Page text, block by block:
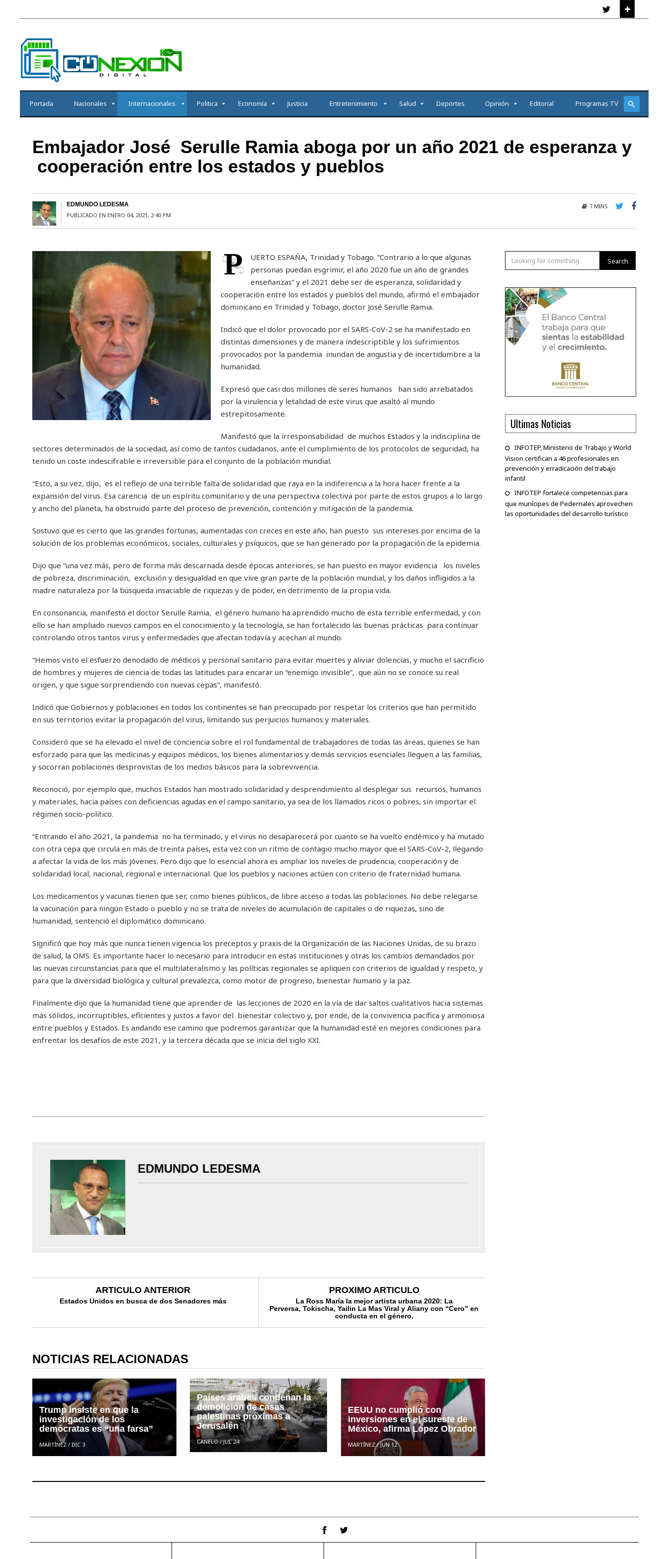
Portada Nacionales Internacionales Politica Economía Justicia Entretenimiento Salud Deportes Opinión Editorial Programas TV
Embajador José Serulle Ramia aboga por un año 2021 de esperanza y
cooperación entre los estados y pueblos
EDMUNDO LEDESMA
PUBLICADO EN ENERO 04, 2021, 2:40 PM
7 MINS
P
UERTO ESPAÑA, Trinidad y Tobago. “Contrario a lo que algunas
personas puedan esgrimir, el año 2020 fue un año de grandes
enseñanzas” y el 2021 debe ser de esperanza, solidaridad y
cooperación entre los estados y pueblos del mundo, afirmó el embajador
dominicano en Trinidad y Tobago, doctor José Serulle Ramia.
Indicó que el dolor provocado por el SARS-CoV-2 se ha manifestado en
distintas dimensiones y de manera indescriptible y los sufrimientos
provocados por la pandemia inundan de angustia y de incertidumbre a la
humanidad.
Expresó que casi dos millones de seres humanos han sido arrebatados
por la virulencia y letalidad de este virus que asaltó al mundo
estrepitosamente.
Manifestó que la irresponsabilidad de muchos Estados y la indisciplina de
sectores determinados de la sociedad, así como de tantos ciudadanos, ante el cumplimiento de los protocolos de seguridad, ha
tenido un coste indescifrable e irreversible para el conjunto de la población mundial.
“Esto, a su vez, dijo, es el reflejo de una terrible falta de solidaridad que raya en la indiferencia a la hora hacer frente a la
expansión del virus. Esa carencia de un espíritu comunitario y de una perspectiva colectiva por parte de estos grupos a lo largo
y ancho del planeta, ha obstruido parte del proceso de prevención, contención y mitigación de la pandemia.
Sostuvo que es cierto que las grandes fortunas, aumentadas con creces en este año, han puesto sus intereses por encima de la
solución de los problemas económicos, sociales, culturales y psíquicos, que se han generado por la propagación de la epidemia.
Dijo que “una vez más, pero de forma más descarnada desde épocas anteriores, se han puesto en mayor evidencia los niveles
de pobreza, discriminación, exclusión y desigualdad en que vive gran parte de la población mundial, y los daños infligidos a la
madre naturaleza por la búsqueda insaciable de riquezas y de poder, en detrimento de la propia vida.
En consonancia, manifestó el doctor Serulle Ramia, el género humano ha aprendido mucho de esta terrible enfermedad, y con
ello se han ampliado nuevos campos en el conocimiento y la tecnología, se han fortalecido las buenas prácticas para continuar
controlando otros tantos virus y enfermedades que afectan todavía y acechan al mundo.
“Hemos visto el esfuerzo denodado de médicos y personal sanitario para evitar muertes y aliviar dolencias, y mucho el sacrificio
de hombres y mujeres de ciencia de todas las latitudes para encarar un “enemigo invisible”, que aún no se conoce su real
origen, y que sigue sorprendiendo con nuevas cepas”, manifestó.
Indicó que Gobiernos y poblaciones en todos los continentes se han preocupado por respetar los criterios que han permitido
en sus territorios evitar la propagación del virus, limitando sus perjuicios humanos y materiales.
Consideró que se ha elevado el nivel de conciencia sobre el rol fundamental de trabajadores de todas las áreas, quienes se han
esforzado para que las medicinas y equipos médicos, los bienes alimentarios y demás servicios esenciales lleguen a las familias,
y socorran poblaciones desprovistas de los medios básicos para la sobrevivencia.
Reconoció, por ejemplo que, muchos Estados han mostrado solidaridad y desprendimiento al desplegar sus recursos, humanos
y materiales, hacia países con deficiencias agudas en el campo sanitario, ya sea de los llamados ricos o pobres, sin importar el
régimen socio-político.
“Entrando el año 2021, la pandemia no ha terminado, y el virus no desaparecerá por cuanto se ha vuelto endémico y ha mutado
con otra cepa que circula en más de treinta países, esta vez con un ritmo de contagio mucho mayor que el SARS-CoV-2, llegando
a afectar la vida de los más jóvenes. Pero dijo que lo esencial ahora es ampliar los niveles de prudencia, cooperación y de
solidaridad local, nacional, regional e internacional. Que los pueblos y naciones actúen con criterio de fraternidad humana.
Los medicamentos y vacunas tienen que ser, como bienes públicos, de libre acceso a todas las poblaciones. No debe relegarse
la vacunación para ningún Estado o pueblo y no se trata de niveles de acumulación de capitales o de riquezas, sino de
humanidad, sentenció el diplomático dominicano.
Significó que hoy más que nunca tienen vigencia los preceptos y praxis de la Organización de las Naciones Unidas, de su brazo
de salud, la OMS. Es importante hacer lo necesario para introducir en estas instituciones y otras los cambios demandados por
las nuevas circunstancias para que el multilateralismo y las políticas regionales se apliquen con criterios de igualdad y respeto, y
para que la diversidad biológica y cultural prevalezca, como motor de progreso, bienestar humano y la paz.
Finalmente dijo que la humanidad tiene que aprender de las lecciones de 2020 en la vía de dar saltos cualitativos hacia sistemas
más sólidos, incorruptibles, eficientes y justos a favor del bienestar colectivo y, por ende, de la convivencia pacífica y armoniosa
entre pueblos y Estados. Es andando ese camino que podremos garantizar que la humanidad esté en mejores condiciones para
enfrentar los desafíos de este 2021, y la tercera década que se inicia del siglo XXI.
EDMUNDO LEDESMA
ARTICULO ANTERIOR
Estados Unidos en busca de dos Senadores más
PROXIMO ARTICULO
La Ross María la mejor artista urbana 2020: La
Perversa, Tokischa, Yailin La Mas Viral y Aliany con “Cero” en
conducta en el género.
NOTICIAS RELACIONADAS
Trump insiste en que la
investigación de los
demócratas es “una farsa”
MARTÍNEZ / DIC 3
Países árabes condenan la
demolición de casas
palestinas próximas a
Jerusalén
CANELO/JUL 24
EEUU no cumplió con
inversiones en el sureste de
México, afirma López Obrador
MARTÍNEZ/JUN 12
Search
Ultimas Noticias
INFOTEP, Ministerio de Trabajo y World
Vision certifican a 46 profesionales en
prevención y erradicación del trabajo
infantil
INFOTEP fortalece competencias para
que munícipes de Pedernales aprovechen
las oportunidades del desarrollo turístico